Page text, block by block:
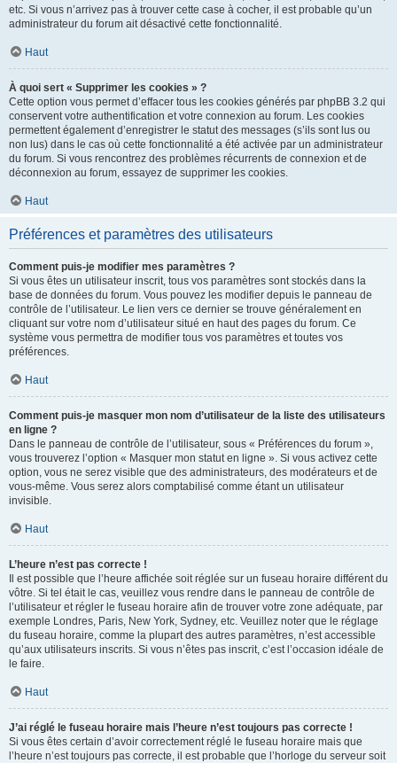
etc. Si vous n’arrivez pas à trouver cette case à cocher, il est probable qu’un
administrateur du forum ait désactivé cette fonctionnalité.
Haut
À quoi sert « Supprimer les cookies » ?
Cette option vous permet d’effacer tous les cookies générés par phpBB 3.2 qui
conservent votre authentification et votre connexion au forum. Les cookies
permettent également d’enregistrer le statut des messages (s’ils sont lus ou
non lus) dans le cas où cette fonctionnalité a été activée par un administrateur
du forum. Si vous rencontrez des problèmes récurrents de connexion et de
déconnexion au forum, essayez de supprimer les cookies.
Haut
Préférences et paramètres des utilisateurs
Comment puis-je modifier mes paramètres ?
Si vous êtes un utilisateur inscrit, tous vos paramètres sont stockés dans la
base de données du forum. Vous pouvez les modifier depuis le panneau de
contrôle de l’utilisateur. Le lien vers ce dernier se trouve généralement en
cliquant sur votre nom d’utilisateur situé en haut des pages du forum. Ce
système vous permettra de modifier tous vos paramètres et toutes vos
préférences.
Haut
Comment puis-je masquer mon nom d’utilisateur de la liste des utilisateurs
en ligne ?
Dans le panneau de contrôle de l’utilisateur, sous « Préférences du forum »,
vous trouverez l’option « Masquer mon statut en ligne ». Si vous activez cette
option, vous ne serez visible que des administrateurs, des modérateurs et de
vous-même. Vous serez alors comptabilisé comme étant un utilisateur
invisible.
Haut
L’heure n’est pas correcte !
Il est possible que l’heure affichée soit réglée sur un fuseau horaire différent du
vôtre. Si tel était le cas, veuillez vous rendre dans le panneau de contrôle de
l’utilisateur et régler le fuseau horaire afin de trouver votre zone adéquate, par
exemple Londres, Paris, New York, Sydney, etc. Veuillez noter que le réglage
du fuseau horaire, comme la plupart des autres paramètres, n’est accessible
qu’aux utilisateurs inscrits. Si vous n’êtes pas inscrit, c’est l’occasion idéale de
le faire.
Haut
J’ai réglé le fuseau horaire mais l’heure n’est toujours pas correcte !
Si vous êtes certain d’avoir correctement réglé le fuseau horaire mais que
l’heure n’est toujours pas correcte, il est probable que l’horloge du serveur soit